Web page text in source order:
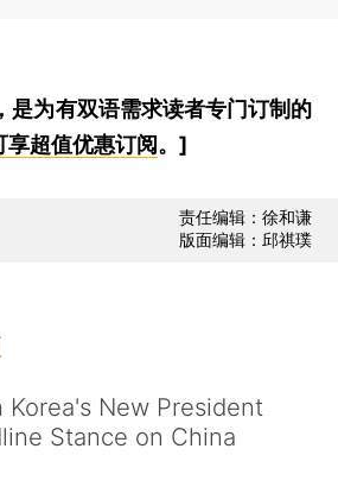
是为有双语需求读者专门订制的
享超值优惠订阅。]
责任编辑：徐和谦
版面编辑：邱祺璞
Korea's New President
Stance on China